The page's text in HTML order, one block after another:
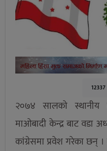
12337
२०७४ सालको स्थानीय
माओबादी केन्द्र बाट वडा
कांग्रेसमा प्रवेश गरेका छन्